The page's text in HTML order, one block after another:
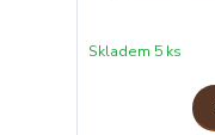
Skladem 5 ks